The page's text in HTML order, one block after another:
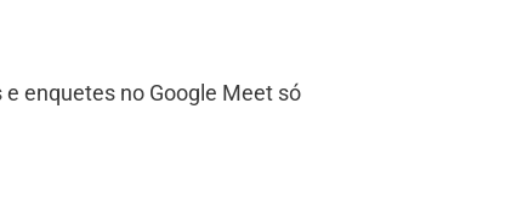
enquetes no Google Meet só